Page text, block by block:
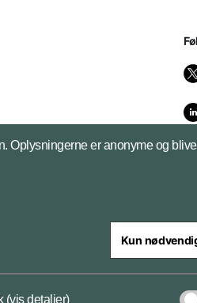
er anonyme og
Kun
(vis detaljer)